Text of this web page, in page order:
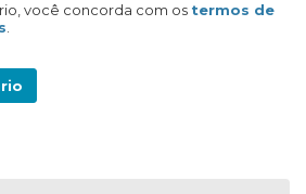
você concorda com os termos de